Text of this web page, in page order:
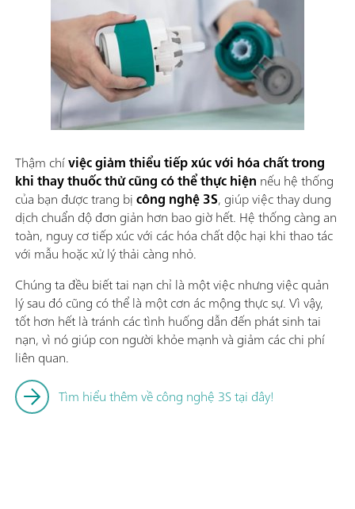
Thậm chíviệc giảm thiểu tiếp xúc với hóa chất trong
khi thay thuốc thử cũng có thể thực hiện nếu hệ thống
của bạn được trang bịcông nghệ 3S, giúp việc thay dung
dịch chuẩn độ đơn giản hơn bao giờ hết. Hệ thống càng an
toàn, nguy cơ tiếp xúc với các hóa chất độc hại khi thao tác
với mẫu hoặc xử lý thải càng nhỏ.
Chúng ta đều biết tai nạn chỉ là một việc nhưng việc quản
lý sau đó cũng có thể là một cơn ác mộng thực sự. Vì vậy,
tốt hơn hết là tránh các tình huống dẫn đến phát sinh tai
nạn, vì nó giúp con người khỏe mạnh và giảm các chi phí
liên quan.
Tìm hiểu thêm về công nghệ 3S tại đây!